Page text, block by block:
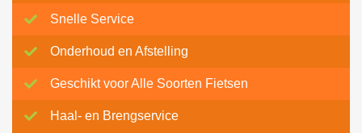
Snelle Service
Onderhoud en Afstelling
Geschikt voor Alle Soorten Fietsen
Haal- en Brengservice